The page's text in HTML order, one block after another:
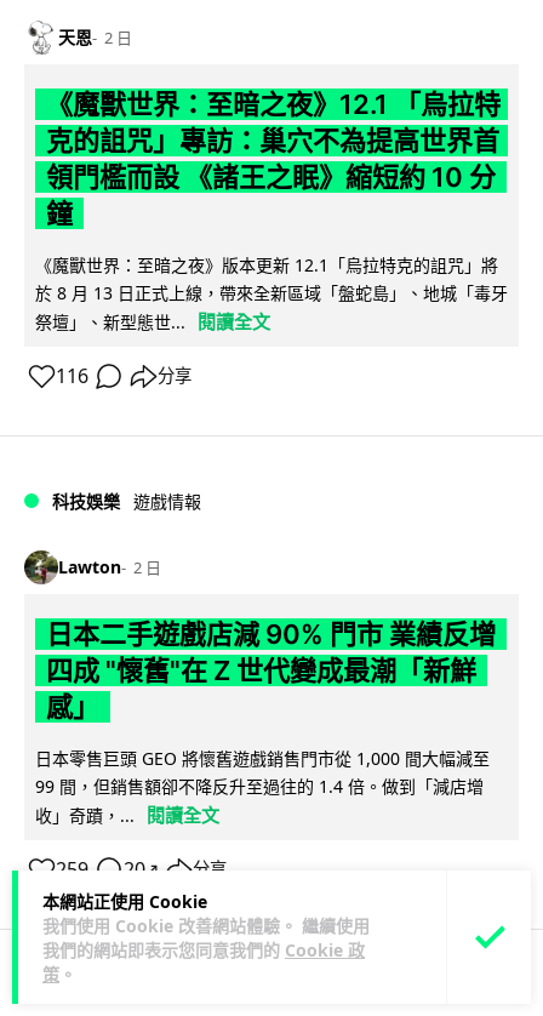
本網站正使用 Cookie
我們使用 Cookie 改善網站體驗。 繼續使用
我們的網站即表示您同意我們的 Cookie 政
策 。
天恩 2 日
《魔獸世界：至暗之夜》12.1 「烏拉特
克的詛咒」專訪：巢穴不為提高世界首
領門檻而設 《諸王之眠》縮短約 10 分
鐘
《魔獸世界：至暗之夜》版本更新 12.1「烏拉特克的詛咒」將
於 8 月 13 日正式上線，帶來全新區域「盤蛇島」、地城「毒牙
祭壇」、新型態世...
閱讀全文
116 分享
科技娛樂 遊戲情報
Lawton 2 日
日本二手遊戲店減 90% 門市 業績反增
四成 "懷舊"在 Z 世代變成最潮「新鮮
感」
日本零售巨頭 GEO 將懷舊遊戲銷售門市從 1,000 間大幅減至
99 間，但銷售額卻不降反升至過往的 1.4 倍。做到「減店增
收」奇蹟，...
閱讀全文
259 20 ↗ 分享